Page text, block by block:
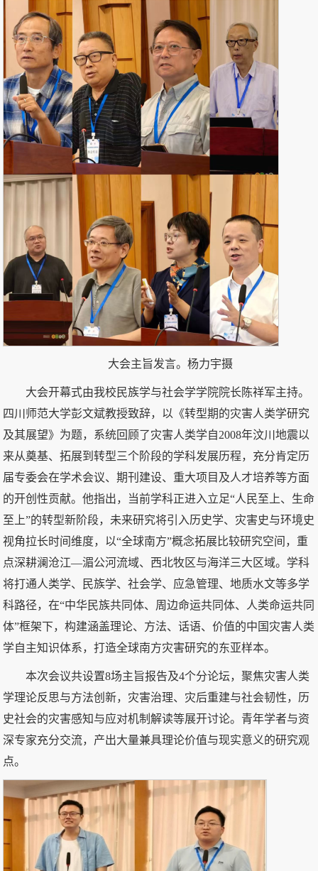
大会主旨发言。 杨力宇摄
大会开幕式由我校民族学与社会学学院院长陈祥军主持。
四川师范大学彭文斌教授致辞，以《转型期的灾害人类学研究
及其展望》为题，系统回顾了灾害人类学自2008年汶川地震以
来从奠基、拓展到转型三个阶段的学科发展历程，充分肯定历
届专委会在学术会议、期刊建设、重大项目及人才培养等方面
的开创性贡献。他指出，当前学科正进入立足“人民至上、生命
至上”的转型新阶段，未来研究将引入历史学、灾害史与环境史
视角拉长时间维度，以“全球南方”概念拓展比较研究空间，重
点深耕澜沧江—湄公河流域、西北牧区与海洋三大区域。学科
将打通人类学、民族学、社会学、应急管理、地质水文等多学
科路径，在“中华民族共同体、周边命运共同体、人类命运共同
体”框架下，构建涵盖理论、方法、话语、价值的中国灾害人类
学自主知识体系，打造全球南方灾害研究的东亚样本。
本次会议共设置8场主旨报告及4个分论坛，聚焦灾害人类
学理论反思与方法创新，灾害治理、灾后重建与社会韧性，历
史社会的灾害感知与应对机制解读等展开讨论。青年学者与资
深专家充分交流，产出大量兼具理论价值与现实意义的研究观
点。